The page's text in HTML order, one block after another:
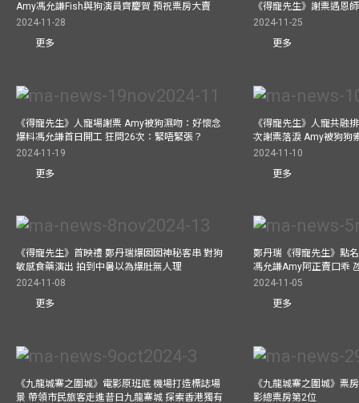
Amy馮允謙Fish與狗演員齊慶賀 預祝票房大賣
2024-11-28
更多
《得寵先生》謝票遇恩
2024-11-25
更多
《得寵先生》人寵場謝票 Amy被狗濕吻：好懷念
爆料馮允謙首日開工 狂問26次：緊唔緊張？
2024-11-19
更多
《得寵先生》人寵共融
次謝票落淚 Amy被狗狗
2024-11-10
更多
《得寵先生》首映禮 鄭丹瑞爆囡囡神秘客串 對狗
敏感食藥演出 拍到中暑以為爆肚無人理
2024-11-08
更多
鄭丹瑞《得寵先生》點
馮允謙Amy阿正賣口乖
2024-11-05
更多
《九龍城寨之圍城》電影原班底 機場打造標誌場
景 帶領市民旅客走進昔日九龍寨城 探索香港獨有
《九龍城寨之圍城》票
影總票房第2位